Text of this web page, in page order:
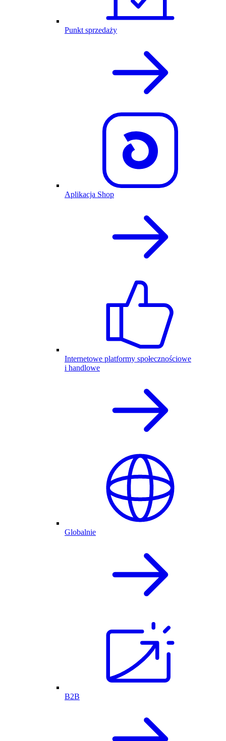
Punkt sprzedaży
Aplikacja Shop
Internetowe platformy społecznościowe
i handlowe
Globalnie
B2B